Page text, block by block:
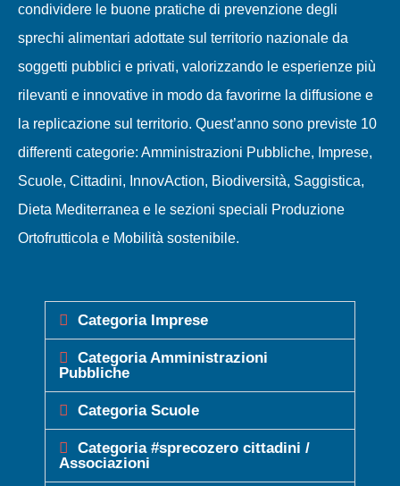
condividere le buone pratiche di prevenzione degli
sprechi alimentari adottate sul territorio nazionale da
soggetti pubblici e privati, valorizzando le esperienze più
rilevanti e innovative in modo da favorirne la diffusione e
la replicazione sul territorio. Quest’anno sono previste 10
differenti categorie: Amministrazioni Pubbliche, Imprese,
Scuole, Cittadini, InnovAction, Biodiversità, Saggistica,
Dieta Mediterranea e le sezioni speciali Produzione
Ortofrutticola e Mobilità sostenibile.
Categoria Imprese
Categoria Amministrazioni
Pubbliche
Categoria Scuole
Categoria #sprecozero cittadini /
Associazioni